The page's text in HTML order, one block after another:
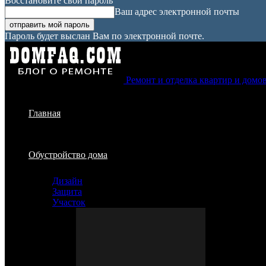
Ваш адрес электронной почты
Пароль будет выслан Вам по электронной почте.
Ремонт и отделка квартир и
Главная
Обустройство дома
Дизайн
Защита
Участок